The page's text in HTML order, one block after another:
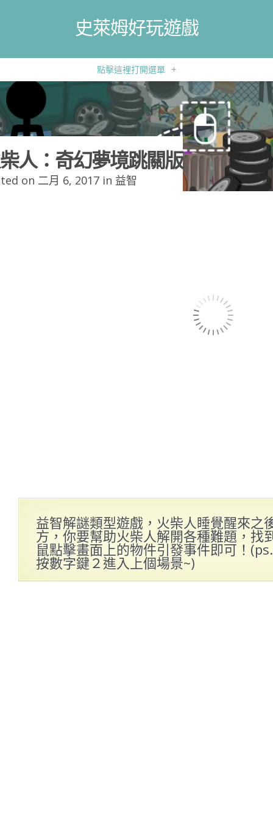
史萊姆好玩遊戲
點擊這裡打開選單 +
人：奇幻夢境跳關版
on 二月 6, 2017 in 益智
益智解謎類型遊戲，火柴人睡覺醒來之
方，你要幫助火柴人解開各種難題，找
鼠點擊畫面上的物件引發事件即可！
按數字鍵２進入上個場景~)